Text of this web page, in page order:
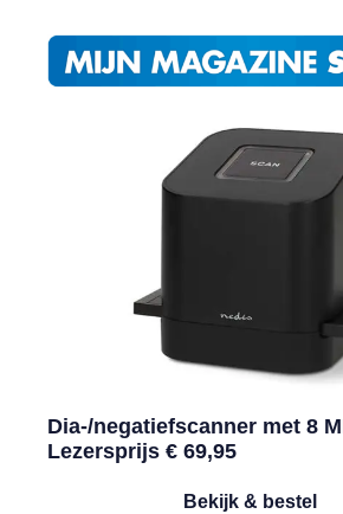
Dia-/negatiefscanner met 8
Lezersprijs € 69,95
Bekijk & bestel